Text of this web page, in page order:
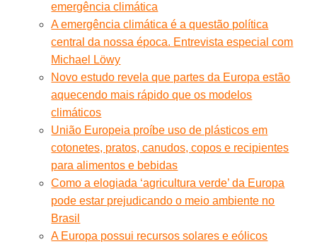
emergência climática
A emergência climática é a questão política
central da nossa época. Entrevista especial com
Michael Löwy
Novo estudo revela que partes da Europa estão
aquecendo mais rápido que os modelos
climáticos
União Europeia proíbe uso de plásticos em
cotonetes, pratos, canudos, copos e recipientes
para alimentos e bebidas
Como a elogiada ‘agricultura verde’ da Europa
pode estar prejudicando o meio ambiente no
Brasil
A Europa possui recursos solares e eólicos